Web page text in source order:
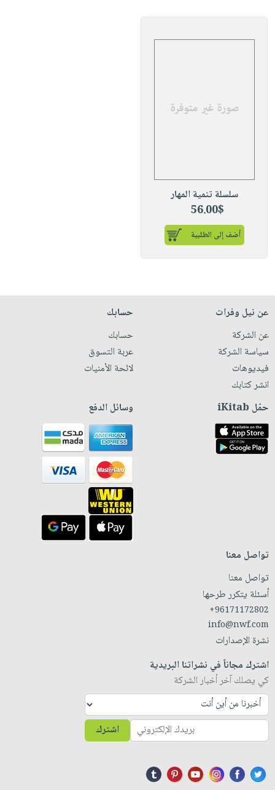
سلسلة تنمية المهار
56.00$
أضف إلى الطلبية
عن نيل وفرات
عن الشركة
سياسة الشركة
فيديوهات
انشر كتابك
حسابك
حسابك
عربة التسوق
لائحة الأمنيات
حمّل iKitab وسائل الدفع
تواصل معنا
تواصل معنا
أسئلة يتكرر طرحها
+96171172802
info@nwf.com
نشرة الإصدارات
اشترك مجاناً في نشراتنا البريدية
كي يصلك آخر أخبار الشركة
اشترك